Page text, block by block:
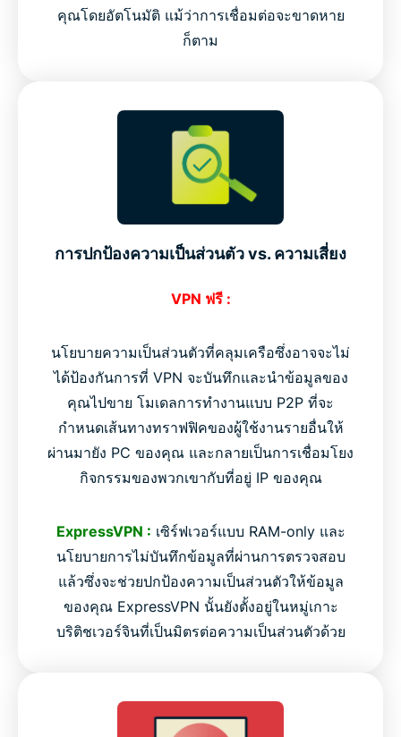
คุณโดยอัตโนมัติ แม้ว่าการเชื่อมต่อจะขาดหาย
ก็ตาม
การปกป้องความเป็นส่วนตัว vs. ความเสี่ยง
VPN ฟรี :
นโยบายความเป็นส่วนตัวที่คลุมเครือซึ่งอาจจะไม่
ได้ป้องกันการที่ VPN จะบันทึกและนำข้อมูลของ
คุณไปขาย โมเดลการทำงานแบบ P2P ที่จะ
กำหนดเส้นทางทราฟฟิคของผู้ใช้งานรายอื่นให้
ผ่านมายัง PC ของคุณ และกลายเป็นการเชื่อมโยง
กิจกรรมของพวกเขากับที่อยู่ IP ของคุณ
ExpressVPN : เซิร์ฟเวอร์แบบ RAM-only และ
นโยบายการไม่บันทึกข้อมูลที่ผ่านการตรวจสอบ
แล้วซึ่งจะช่วยปกป้องความเป็นส่วนตัวให้ข้อมูล
ของคุณ ExpressVPN นั้นยังตั้งอยู่ในหมู่เกาะ
บริติชเวอร์จินที่เป็นมิตรต่อความเป็นส่วนตัวด้วย